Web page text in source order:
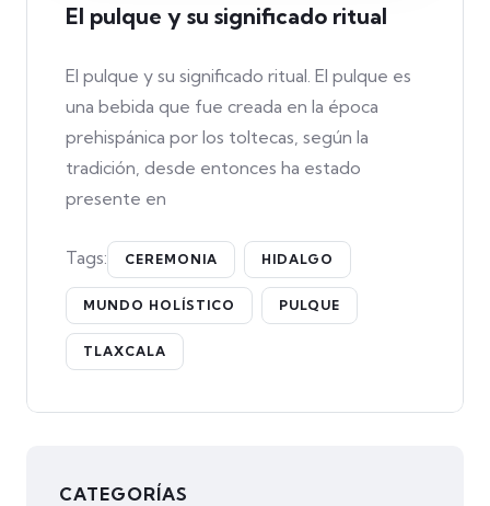
El pulque y su significado ritual
El pulque y su significado ritual. El pulque es
una bebida que fue creada en la época
prehispánica por los toltecas, según la
tradición, desde entonces ha estado
presente en
Tags: CEREMONIA HIDALGO
MUNDO HOLÍSTICO PULQUE
TLAXCALA
CATEGORÍAS